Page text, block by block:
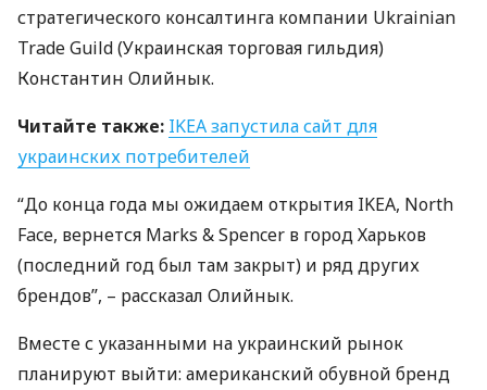
стратегического консалтинга компании Ukrainian
Trade Guild (Украинская торговая гильдия)
Константин Олийнык.
Читайте также: IKEAзапустила сайт для
украинских потребителей
“До конца года мы ожидаем открытия IKEA, North
Face, вернется Marks & Spencer в город Харьков
(последний год был там закрыт) и ряд других
брендов”, – рассказал Олийнык.
Вместе с указанными на украинский рынок
планируют выйти: американский обувной бренд